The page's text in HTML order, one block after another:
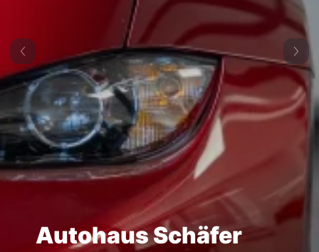
Autohaus Schäfer